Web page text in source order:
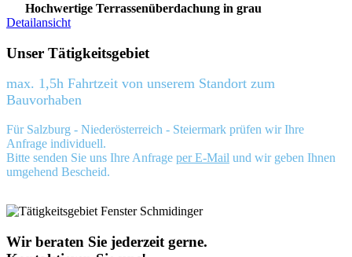
Hochwertige Terrassenüberdachung in grau
Detailansicht
Unser Tätigkeitsgebiet
max. 1,5h Fahrtzeit von unserem Standort zum
Bauvorhaben
Für Salzburg - Niederösterreich - Steiermark prüfen wir Ihre
Anfrage individuell.
Bitte senden Sie uns Ihre Anfrage per E-Mail und wir geben Ihnen
umgehend Bescheid.
Wir beraten Sie jederzeit gerne.